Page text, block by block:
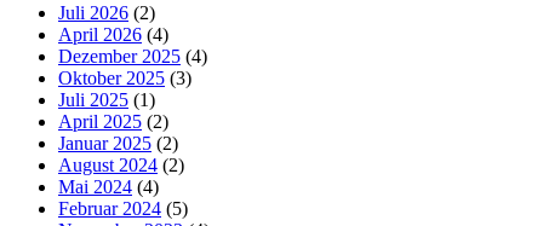
Juli 2026 (2)
April 2026 (4)
Dezember 2025 (4)
Oktober 2025 (3)
Juli 2025 (1)
April 2025 (2)
Januar 2025 (2)
August 2024 (2)
Mai 2024 (4)
Februar 2024 (5)